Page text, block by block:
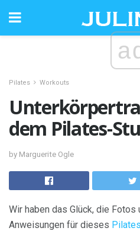
Pilates Workouts
dem Pilates-
by Marguerite Ogle
Wir haben das Glück, die Fotos
Anweisungen für dieses